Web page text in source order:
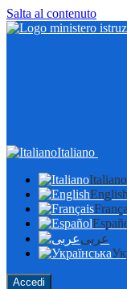
Salta al contenuto
Italiano
Italiano
English
عربى
Accedi